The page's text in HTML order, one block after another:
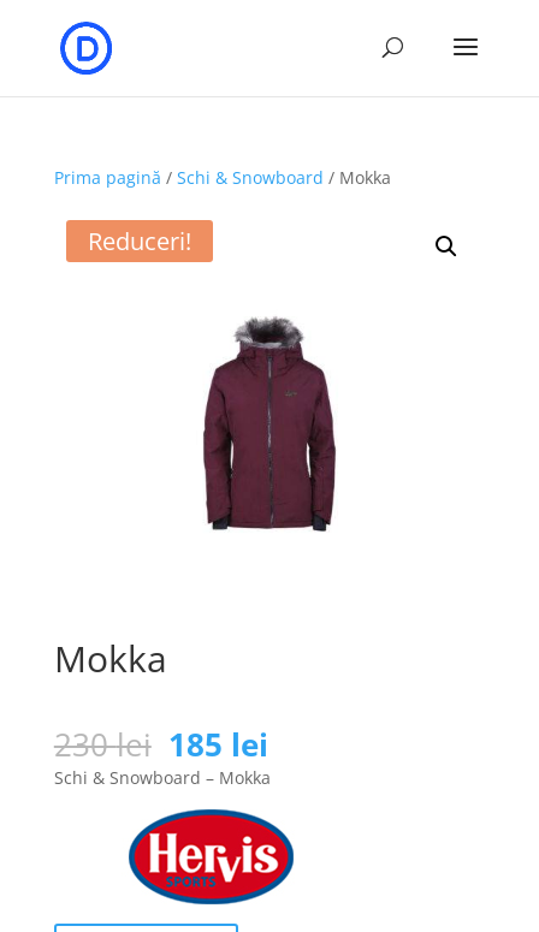
Prima pagină / Schi & Snowboard / Mokka
Reduceri!
Mokka
230lei Prețul
inițial
a
fost:
230 lei.
185 lei
curent
este:
185 lei.
Schi & Snowboard – Mokka